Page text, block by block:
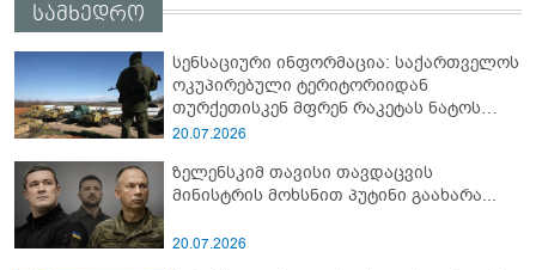
სამხედრო
სენსაციური ინფორმაცია: საქართველოს
ოკუპირებული ტერიტორიიდან
თურქეთისკენ მფრენ რაკეტას ნატოს
სამიტი კინაღამ ჩაუშლია
20.07.2026
ზელენსკიმ თავისი თავდაცვის
მინისტრის მოხსნით პუტინი გაახარა...
20.07.2026